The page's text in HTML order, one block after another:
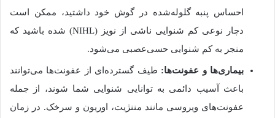
احساس پنبه گلوله‌شده در گوش خود داشتید، ممکن است
دچار نوعی کم شنوایی ناشی از نویز (NIHL) شده باشید که
منجر به کم شنوایی حسی‌عصبی می‌شود.
بیماری‌ها و عفونت‌ها: طیف گسترده‌ای از عفونت‌ها می‌توانند
باعث آسیب دائمی به توانایی شنوایی شما شوند، از جمله
عفونت‌های ویروسی مانند مننژیت، اوریون و سرخک. در زمان